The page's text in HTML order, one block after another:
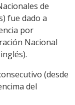
de
fue dado a
por
Nacional
(desde
del